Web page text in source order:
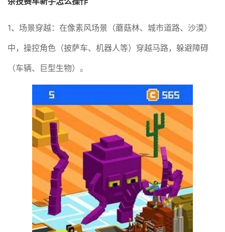
1、场景穿越：在像素风场景（蘑菇林、城市道路、沙漠）
中，操控角色（披萨车、机器人等）穿越马路，躲避障碍
（车辆、巨型生物）。